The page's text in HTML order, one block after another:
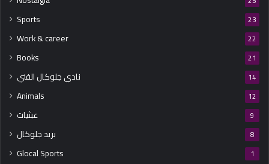
Sports 23
Work & career 22
Books 21
نادي جلوكال الفني 14
Animals 12
عبثيات 9
بريد جلوكال 8
Glocal Sports 1